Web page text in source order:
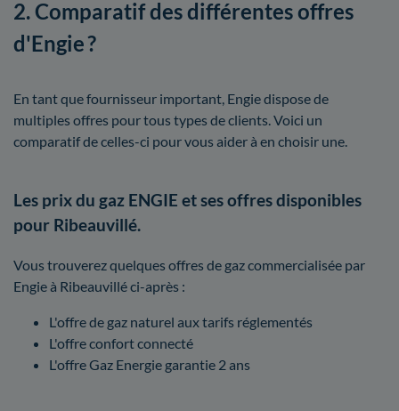
2. Comparatif des différentes offres
d'Engie ?
En tant que fournisseur important, Engie dispose de
multiples offres pour tous types de clients. Voici un
comparatif de celles-ci pour vous aider à en choisir une.
Les prix du gaz ENGIE et ses offres disponibles
pour Ribeauvillé.
Vous trouverez quelques offres de gaz commercialisée par
Engie à Ribeauvillé ci-après :
L'offre de gaz naturel aux tarifs réglementés
L'offre confort connecté
L'offre Gaz Energie garantie 2 ans